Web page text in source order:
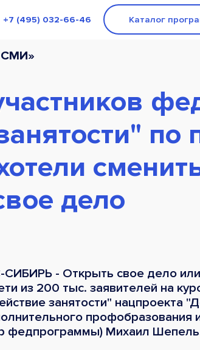
+7 (495) 032-66-46 Каталог
СМИ»
по
дело
- Открыть свое дело
из 200 тыс. заявителей на
занятости" нацпроекта
профобразования
федпрограммы) Михаил